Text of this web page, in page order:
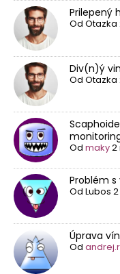
Prilepený
Od Otazka
Div(n)ý
Od Otazka
Od maky2
Problém
Od Lubos
Úprava
Od